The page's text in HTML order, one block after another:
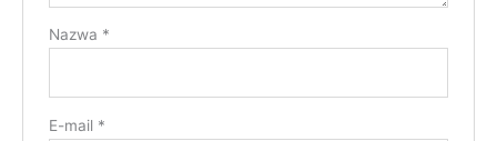
Nazwa *
E-mail *